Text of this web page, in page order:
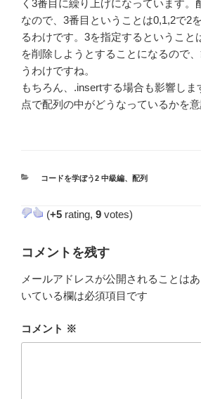
く3番目に繰り上げになっています。
なので、3番目ということは0,1,2で2
るわけです。3を指定するということ
を削除しようとすることになるので
うわけですね。
もちろん、.insertする場合も影響し
点で配列の中がどうなっているかを意
カ
リ
コードを学ぼう2 中級編、 配列
(+5 rating, 9 votes)
コメントを残す
メールアドレスが公開されることはあ
いている欄は必須項目です
コメント ※